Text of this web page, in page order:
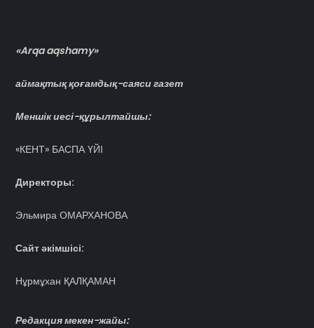
«Arqa aqshamy»
аймақтық қоғамдық-саяси газет
Меншік иесі-құрылтайшы:
«КЕНТ» БАСПА ҮЙІ
Директоры:
Эльмира ОМАРХАНОВА
Сайт әкімшісі:
Нұрмұхан ҚАЛҚАМАН
Редакция мекен-жайы: